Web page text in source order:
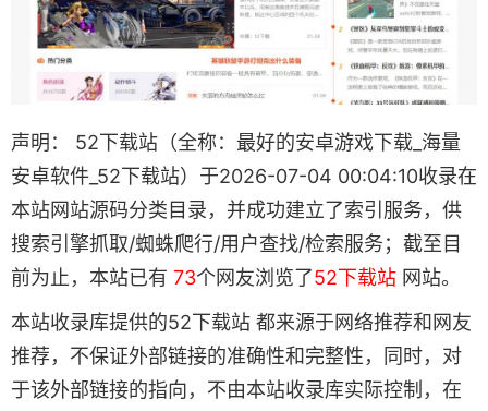
声明： 52下载站（全称：最好的安卓游戏下载_海量
安卓软件_52下载站）于2026-07-04 00:04:10收录在
本站网站源码分类目录，并成功建立了索引服务，供
搜索引擎抓取/蜘蛛爬行/用户查找/检索服务；截至目
前为止，本站已有 73个网友浏览了52下载站 网站。
本站收录库提供的52下载站 都来源于网络推荐和网友
推荐，不保证外部链接的准确性和完整性，同时，对
于该外部链接的指向，不由本站收录库实际控制，在